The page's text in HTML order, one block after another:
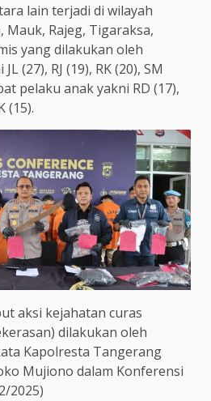
lain terjadi di wilayah
Mauk, Rajeg, Tigaraksa,
yang dilakukan oleh
(27), RJ (19), RK (20), SM
pelaku anak yakni RD (17),
(15).
aksi kejahatan curas
dilakukan oleh
Kapolresta Tangerang
Mujiono dalam Konferensi
2025)